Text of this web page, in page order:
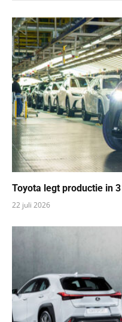
Toyota legt productie in
22 juli 2026